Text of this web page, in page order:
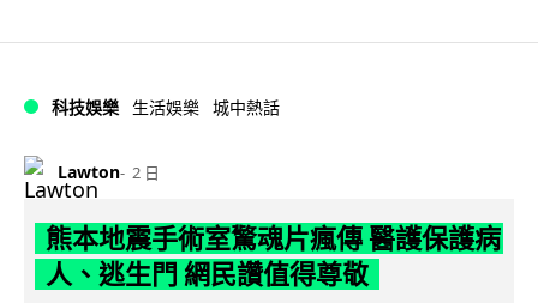
科技娛樂 生活娛樂 城中熱話
Lawton 2 日
熊本地震手術室驚魂片瘋傳 醫護保護病
人、逃生門 網民讚值得尊敬